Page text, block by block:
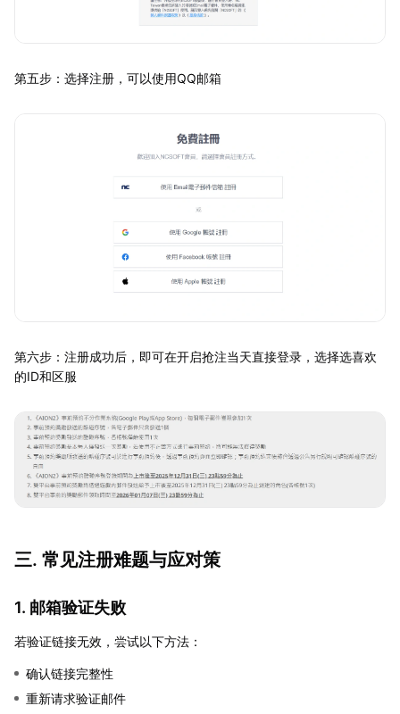
第五步：选择注册，可以使用QQ邮箱
第六步：注册成功后，即可在开启抢注当天直接登录，选择选喜欢
的ID和区服
三. 常见注册难题与应对策
1. 邮箱验证失败
若验证链接无效，尝试以下方法：
确认链接完整性
重新请求验证邮件